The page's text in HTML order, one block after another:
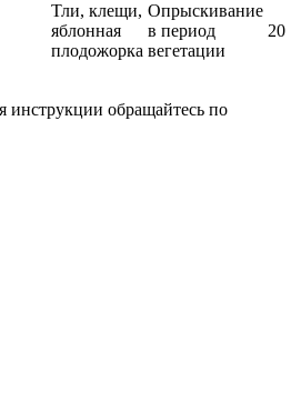
Тли, клещи,
яблонная
плодожорка
Опрыскивание
в период
вегетации
20
инструкции обращайтесь по